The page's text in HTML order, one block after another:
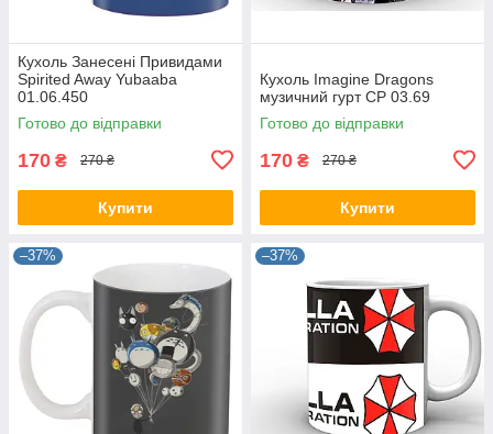
Кухоль Занесені Привидами
Spirited Away Yubaaba
01.06.450
Готово до відправки
170 ₴ 270 ₴
Купити
Кухоль Imagine Dragons
музичний гурт CP 03.69
Готово до відправки
170 ₴ 270 ₴
Купити
–37% –37%